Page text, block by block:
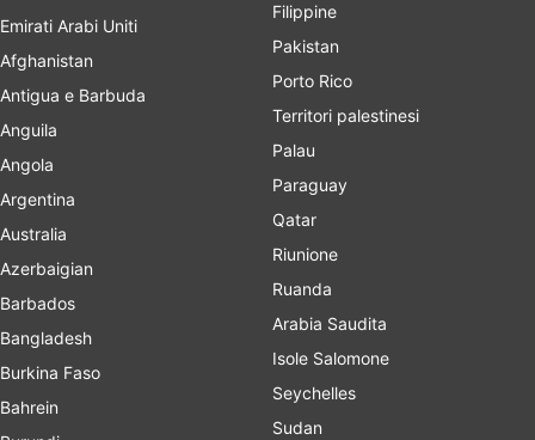
Emirati Arabi Uniti
Afghanistan
Antigua e Barbuda
Anguila
Angola
Argentina
Australia
Azerbaigian
Barbados
Bangladesh
Burkina Faso
Bahrein
Filippine
Pakistan
Porto Rico
Territori palestinesi
Palau
Paraguay
Qatar
Riunione
Ruanda
Arabia Saudita
Isole Salomone
Seychelles
Sudan